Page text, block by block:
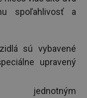
spoľahlivosť a
sú vybavené
upravený
jednotným